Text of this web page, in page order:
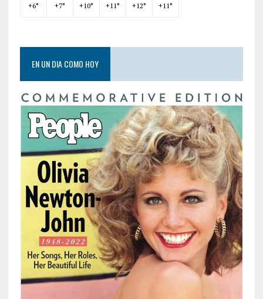
+6° +7° +10° +11° +12° +11°
EN UN DIA COMO HOY